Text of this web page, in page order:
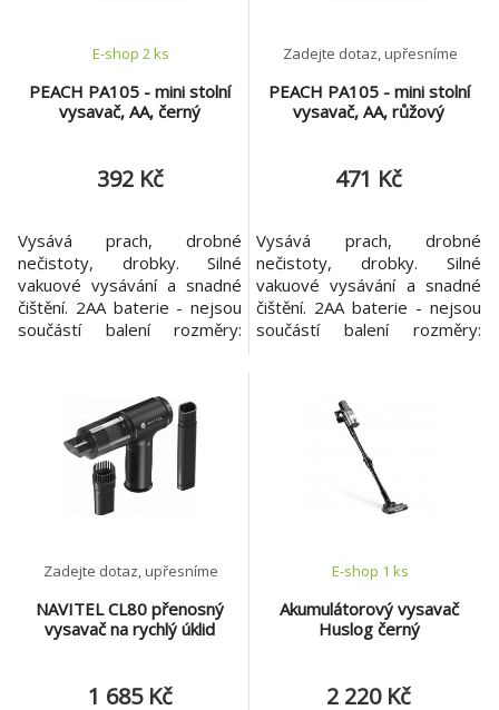
PEACH PA105 - mini stolní
vysavač, AA, černý
E-shop 2 ks
392 Kč
Vysává prach, drobné
nečistoty, drobky. Silné
vakuové vysávání a snadné
čištění. 2AA baterie - nejsou
součástí balení rozměry:
PEACH PA105 - mini stolní
vysavač, AA, růžový
Zadejte dotaz, upřesníme
471 Kč
Vysává prach, drobné
nečistoty, drobky. Silné
vakuové vysávání a snadné
čištění. 2AA baterie - nejsou
součástí balení rozměry:
NAVITEL CL80 přenosný
vysavač na rychlý úklid
Zadejte dotaz, upřesníme
1 685 Kč
Akumulátorový vysavač
Huslog černý
E-shop 1 ks
2 220 Kč